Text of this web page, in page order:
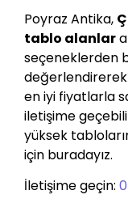
Poyraz Antika,
tablo alanlar
seçeneklerden
en iyi fiyatlarla
iletişime
yüksek
için buradayız.
İletişime geçin: